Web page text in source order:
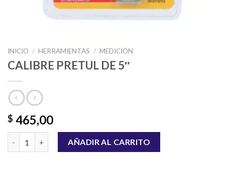
INICIO / HERRAMIENTAS / MEDICIÓN
CALIBRE PRETUL DE 5″
$ 465,00
CALIBRE PRETUL DE 5" cantidad
AÑADIR AL CARRITO